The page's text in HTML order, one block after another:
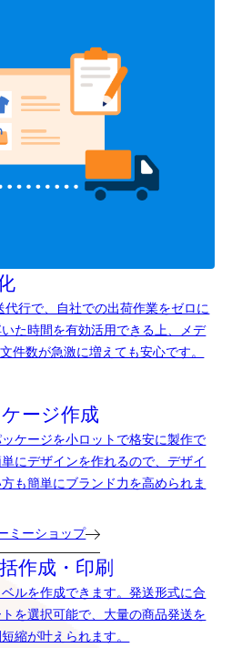
代行で、自社での出荷作業をゼロに
た時間を有効活用できる上、メデ
件数が急激に増えても安心です。
ージ作成
ケージを小ロットで格安に製作で
にデザインを作れるので、デザイ
も簡単にブランド力を高められま
ミーショップ
作成・印刷
ルを作成できます。発送形式に合
を選択可能で、大量の商品発送を
縮が叶えられます。